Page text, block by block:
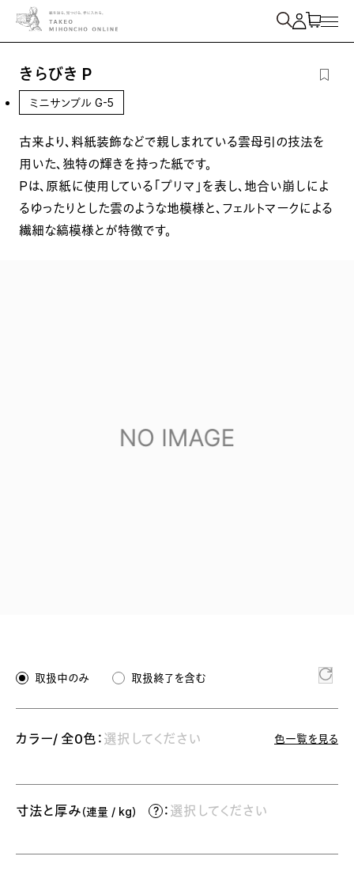
紙を検索
きらびき P
ミニサンプル G-5
古来より、料紙装飾などで親しまれている雲母引の技法を
用いた、独特の輝きを持った紙です。
Pは、原紙に使用している「プリマ」を表し、地合い崩しによ
るゆったりとした雲のような地模様と、フェルトマークによる
繊細な縞模様とが特徴です。
取扱中のみ 取扱終了を含む
カラー/ 全0色： 選択してください 色一覧を見る
寸法と厚み（連量 / kg） ： 選択してください